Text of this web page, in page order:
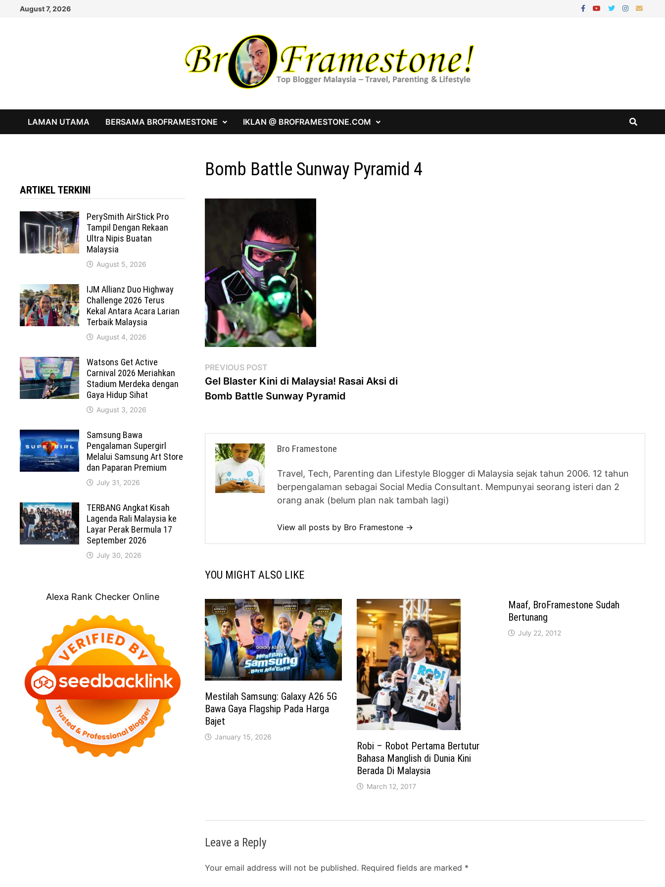
August 7, 2026
LAMAN UTAMA BERSAMA BROFRAMESTONE IKLAN @ BROFRAMESTONE.COM
Bomb Battle Sunway Pyramid 4
Post
navigation
PREVIOUS POST
post:
Gel Blaster Kini di Malaysia! Rasai Aksi di
Bomb Battle Sunway Pyramid
Bro Framestone
Travel, Tech, Parenting dan Lifestyle Blogger di Malaysia sejak tahun 2006. 12 tahun
berpengalaman sebagai Social Media Consultant. Mempunyai seorang isteri dan 2
orang anak (belum plan nak tambah lagi)
View all posts by Bro Framestone →
YOU MIGHT ALSO LIKE
Mestilah Samsung: Galaxy A26 5G
Bawa Gaya Flagship Pada Harga
Bajet
January 15, 2026
Robi – Robot Pertama Bertutur
Bahasa Manglish di Dunia Kini
Berada Di Malaysia
March 12, 2017
Maaf, BroFramestone Sudah
Bertunang
July 22, 2012
Leave a Reply
Your email address will not be published. Required fields are marked *
ARTIKEL TERKINI
PerySmith AirStick Pro
Tampil Dengan Rekaan
Ultra Nipis Buatan
Malaysia
August 5, 2026
IJM Allianz Duo Highway
Challenge 2026 Terus
Kekal Antara Acara Larian
Terbaik Malaysia
August 4, 2026
Watsons Get Active
Carnival 2026 Meriahkan
Stadium Merdeka dengan
Gaya Hidup Sihat
August 3, 2026
Samsung Bawa
Pengalaman Supergirl
Melalui Samsung Art Store
dan Paparan Premium
July 31, 2026
TERBANG Angkat Kisah
Lagenda Rali Malaysia ke
Layar Perak Bermula 17
September 2026
July 30, 2026
Alexa Rank Checker Online